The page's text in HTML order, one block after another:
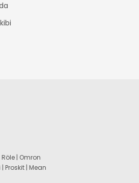
| Omron
Proskit | Mean